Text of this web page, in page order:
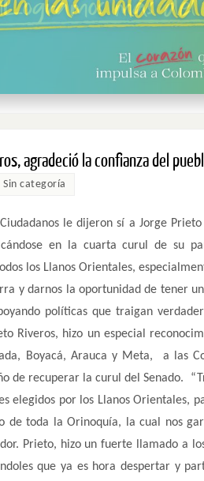
agradeció la confianza del
Sin categoría
le dijeron sí a Jorge
en la cuarta curul de su
los Llanos Orientales,
y darnos la oportunidad de tener
políticas que traigan
Riveros, hizo un especial
Boyacá, Arauca y Meta, a las
de recuperar la curul del Senado.
elegidos por los Llanos Orientales,
de toda la Orinoquía, la cual nos
Prieto, hizo un fuerte llamado a
que ya es hora despertar y